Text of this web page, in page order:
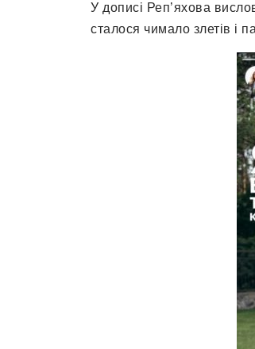
У дописі Реп’яхова
сталося чимало злетів і